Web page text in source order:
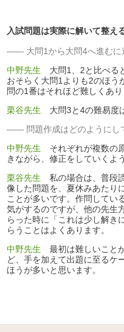
入試問題は実際に解いて整え
大問1から大問4へ進むに
中野先生 大問1、2と比べる
おそらく大問1よりも2のほう
問の1番はそれほど難しくあり
栗谷先生 大問3と4の難易度
問題作成はどのようにし
中野先生 それぞれが複数の
きながら、修正をしていくよ
栗谷先生 私の場合は、普段
像した問題を、夏休みあたり
ことが多いです。作問してい
気がするのですが、他の先生
らった時に「これは少し解き
らうことはよくあります。
中野先生 最初は難しいこと
ど、手を加えて出題に至るケ
ほうが多いと思います。